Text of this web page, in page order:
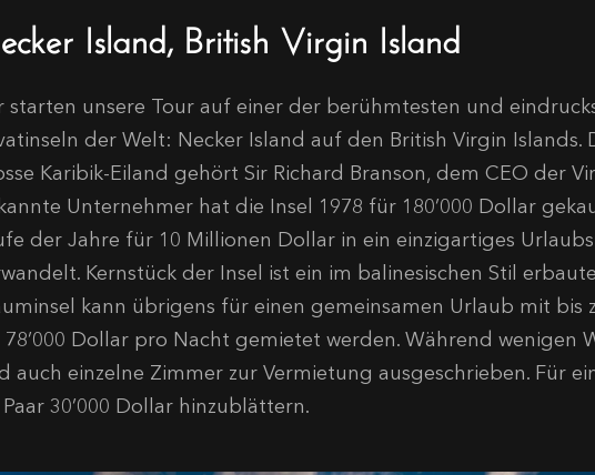
Island, British Virgin Island
starten unsere Tour auf einer der berühmtesten und
der Welt: Necker Island auf den British Virgin Islands.
Karibik-Eiland gehört Sir Richard Branson, dem CEO der
Unternehmer hat die Insel 1978 für 180’000 Dollar
der Jahre für 10 Millionen Dollar in ein einzigartiges
Kernstück der Insel ist ein im balinesischen Stil
kann übrigens für einen gemeinsamen Urlaub mit bis
Dollar pro Nacht gemietet werden. Während wenigen
auch einzelne Zimmer zur Vermietung ausgeschrieben. Für
30’000 Dollar hinzublättern.